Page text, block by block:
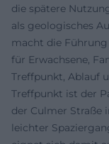
die spätere
als geologisches
macht die
für Erwachsene,
Treffpunkt, Ablauf
Treffpunkt ist der
der Culmer Straße
leichter